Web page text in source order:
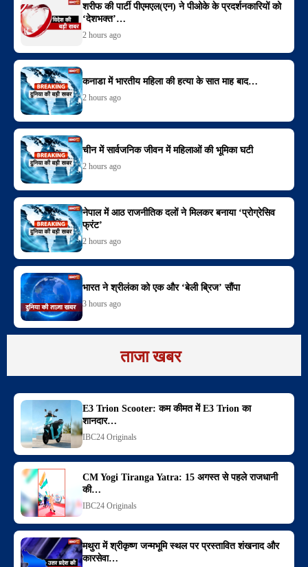
शरीफ की पार्टी पीएमएल(एन) ने पीओके के प्रदर्शनकारियों को
‘देशभक्त’…
2 hours ago
कनाडा में भारतीय महिला की हत्या के सात माह बाद…
2 hours ago
चीन में सार्वजनिक जीवन में महिलाओं की भूमिका घटी
2 hours ago
नेपाल में आठ राजनीतिक दलों ने मिलकर बनाया ‘प्रोग्रेसिव
फ्रंट’
2 hours ago
भारत ने श्रीलंका को एक और ‘बेली ब्रिज’ सौंपा
3 hours ago
ताजा खबर
E3 Trion Scooter: कम कीमत में E3 Trion का
शानदार…
IBC24 Originals
CM Yogi Tiranga Yatra: 15 अगस्त से पहले राजधानी
की…
IBC24 Originals
मथुरा में श्रीकृष्ण जन्मभूमि स्थल पर प्रस्तावित शंखनाद और
कारसेवा…